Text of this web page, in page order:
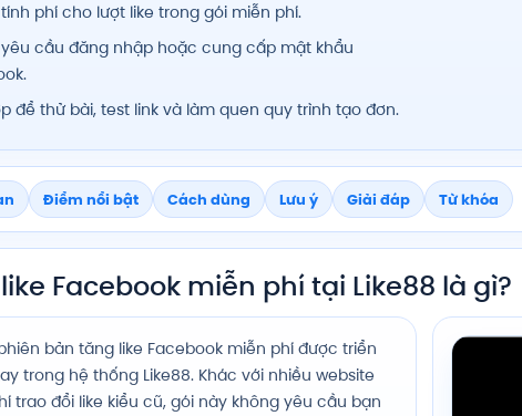
phí cho lượt like trong gói miễn phí.
yêu cầu đăng nhập hoặc cung cấp mật khẩu
để thử bài, test link và làm quen quy trình tạo đơn.
Điểm nổi bật Cách dùng Lưu ý Giải đáp Từ khóa
Facebook miễn phí tại Like88 là gì?
bản tăng like Facebook miễn phí được triển
trong hệ thống Like88. Khác với nhiều website
trao đổi like kiểu cũ, gói này không yêu cầu bạn